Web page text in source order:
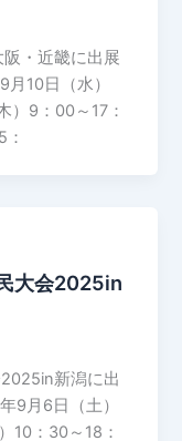
・近畿に出展
10日（水）
）9：00～17：
大会2025in
新潟に出
9月6日（土）
10：30～18：